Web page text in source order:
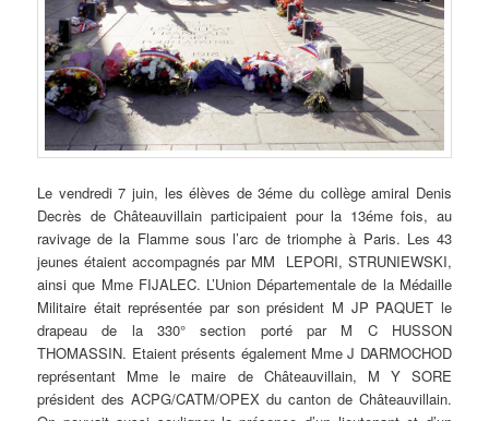
Le vendredi 7 juin, les élèves de 3éme du collège amiral Denis
Decrès de Châteauvillain participaient pour la 13éme fois, au
ravivage de la Flamme sous l’arc de triomphe à Paris. Les 43
jeunes étaient accompagnés par MM LEPORI, STRUNIEWSKI,
ainsi que Mme FIJALEC. L’Union Départementale de la Médaille
Militaire était représentée par son président M JP PAQUET le
drapeau de la 330° section porté par M C HUSSON
THOMASSIN. Etaient présents également Mme J DARMOCHOD
représentant Mme le maire de Châteauvillain, M Y SORE
président des ACPG/CATM/OPEX du canton de Châteauvillain.